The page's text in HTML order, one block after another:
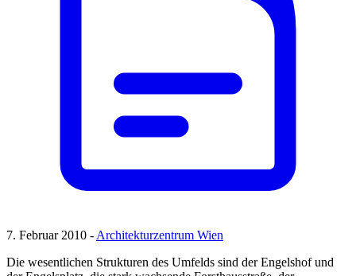
7. Februar 2010 -Architekturzentrum Wien
Die wesentlichen Strukturen des Umfelds sind der Engelshof und